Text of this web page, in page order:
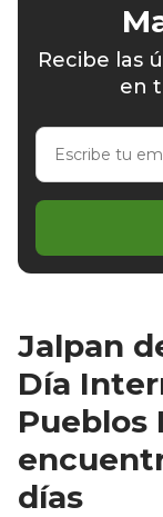
Recibe las
en
Escribe
email
Jalpan
Día
Pueblos
días